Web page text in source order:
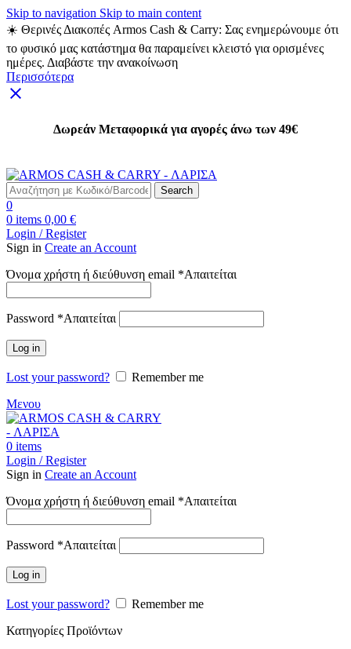
Skip to navigation Skip to main content
☀️ Θερινές Διακοπές Armos Cash & Carry: Σας ενημερώνουμε ότι
το φυσικό μας κατάστημα θα παραμείνει κλειστό για ορισμένες
ημέρες. Διαβάστε την ανακοίνωση
Περισσότερα
Δωρεάν Μεταφορικά για αγορές άνω των 49€
Search
0
0 items 0,00 €
Login / Register
Sign in Create an Account
Όνομα χρήστη ή διεύθυνση email *Απαιτείται
Password *Απαιτείται
Log in
Lost your password?
Remember me
Μενου
0 items
Login / Register
Sign in Create an Account
Όνομα χρήστη ή διεύθυνση email *Απαιτείται
Password *Απαιτείται
Log in
Lost your password?
Remember me
Κατηγορίες Προϊόντων